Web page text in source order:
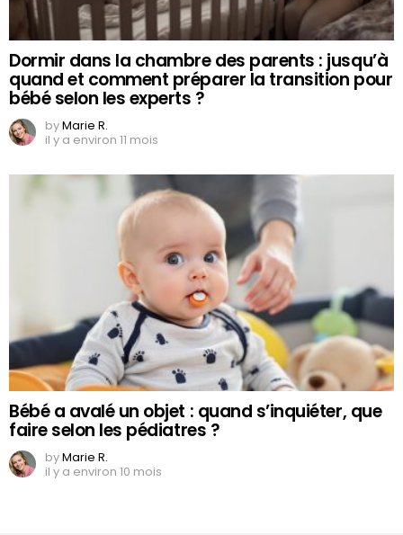
Dormir dans la chambre des parents : jusqu’à
quand et comment préparer la transition pour
bébé selon les experts ?
byMarie R.
il y a environ 11 mois
Bébé a avalé un objet : quand s’inquiéter, que
faire selon les pédiatres ?
byMarie R.
il y a environ 10 mois